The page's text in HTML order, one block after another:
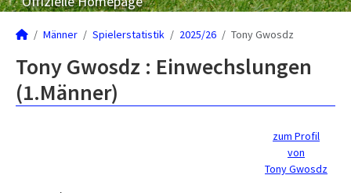
Männer Spielerstatistik 2025/26 Tony Gwosdz
Tony Gwosdz : Einwechslungen
(1.Männer)
zum Profil
von
Tony Gwosdz